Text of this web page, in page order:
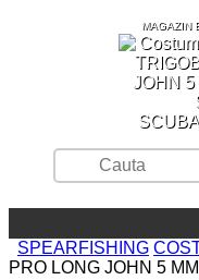
MAGAZIN
SPEARFISHING
PRO LONG JOHN 5